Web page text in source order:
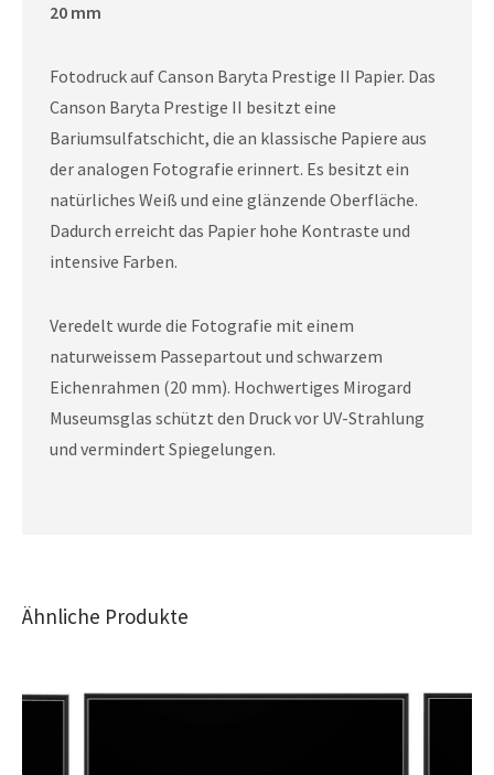
20 mm
Fotodruck auf Canson Baryta Prestige II Papier. Das
Canson Baryta Prestige II besitzt eine
Bariumsulfatschicht, die an klassische Papiere aus
der analogen Fotografie erinnert. Es besitzt ein
natürliches Weiß und eine glänzende Oberfläche.
Dadurch erreicht das Papier hohe Kontraste und
intensive Farben.
Veredelt wurde die Fotografie mit einem
naturweissem Passepartout und schwarzem
Eichenrahmen (20 mm). Hochwertiges Mirogard
Museumsglas schützt den Druck vor UV-Strahlung
und vermindert Spiegelungen.
Ähnliche Produkte